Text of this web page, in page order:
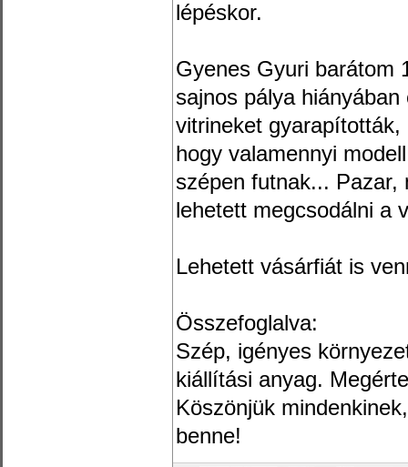
lépéskor.
Gyenes Gyuri barátom
sajnos pálya
vitrineket
hogy valamennyi
szépen futnak... Pazar,
lehetett megcsodálni a
Lehetett vásárfiát is
Összefoglalva:
Szép, igényes
kiállítási anyag.
Köszönjük
benne!